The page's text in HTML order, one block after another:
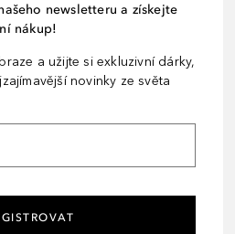
newsletteru a získejte
nákup!
a užijte si exkluzivní dárky,
novinky ze světa